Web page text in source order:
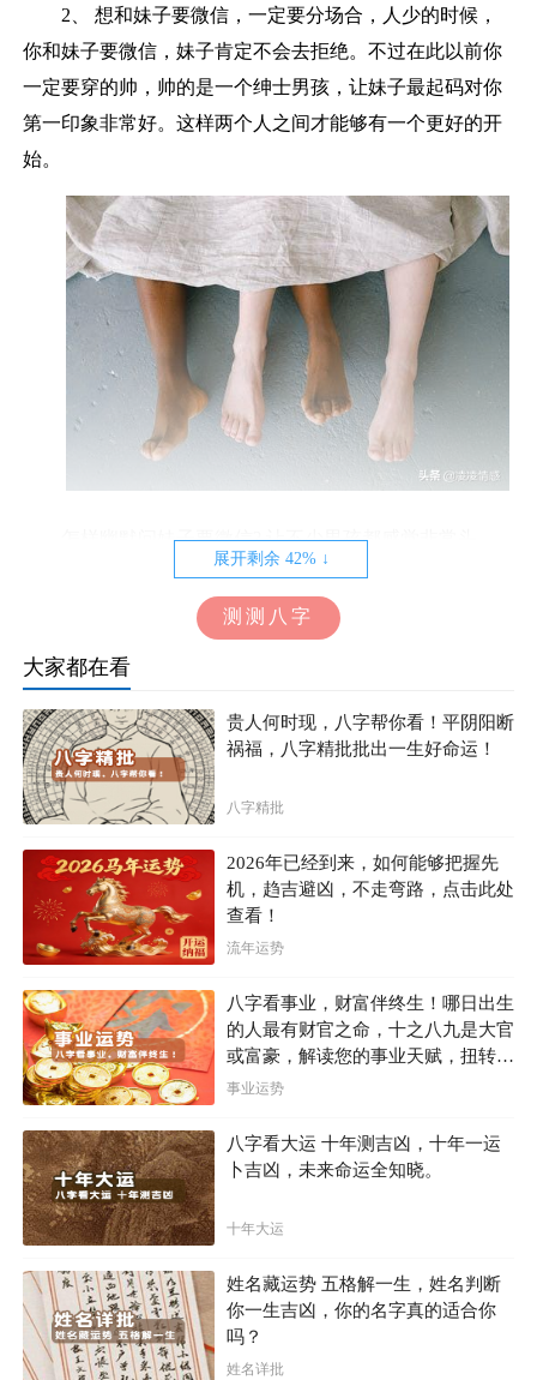
2、 想和妹子要微信，一定要分场合，人少的时候，
你和妹子要微信，妹子肯定不会去拒绝。不过在此以前你
一定要穿的帅，帅的是一个绅士男孩，让妹子最起码对你
第一印象非常好。这样两个人之间才能够有一个更好的开
始。
怎样幽默问妹子要微信? 让不少男孩都感觉非常头
疼，想想现在的妹子是不是很难接触?需要她们帮助的时
候，会不会第一时间冲上来?能有这样的疑问，更多也是说
明这个男孩社交能力比较差。想想让妹子向你打开内善交
流的大门，或许会有一些不容易，不过当你勇敢起来的时
候，妹子也会被你所征服。做一个高情商会说话的人，不
管走到哪里妹子的眼神都会投向你那里，你有魅力的同
时，妹子肯定会对你不会拒绝。男生还是要懂得展示自
己，让自己的优点展现在妹子面前的同时，两个人之间也
可以顺利的去加微信。要知道妹子感觉你有价值，觉得有
吸引力的同时，才会去和你有一个很好的开始。因此总是
去纠结的人，不如去提升自己。
展开剩余 42% ↓
测测八字
大家都在看
贵人何时现，八字帮你看！平阴阳断
祸福，八字精批批出一生好命运！
八字精批
2026年已经到来，如何能够把握先
机，趋吉避凶，不走弯路，点击此处
查看！
流年运势
八字看事业，财富伴终生！哪日出生
的人最有财官之命，十之八九是大官
或富豪，解读您的事业天赋，扭转当
下不利困局！！
事业运势
八字看大运 十年测吉凶，十年一运
卜吉凶，未来命运全知晓。
十年大运
姓名藏运势 五格解一生，姓名判断
你一生吉凶，你的名字真的适合你
吗？
姓名详批